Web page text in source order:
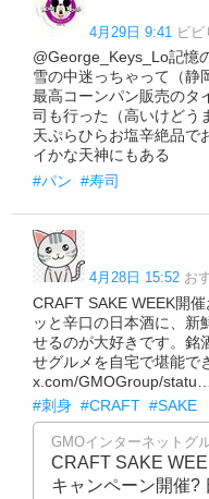
4月29日 9:41 ビビ
@George_Keys_Lo記憶
雪の中迷っちゃって（静
最高コーンパン販売のタ
司も行った（高いけどう
天ぷらひらお塩辛絶品で
イかな天神にもある
#パン #寿司
4月28日 15:52 お
CRAFT SAKE WEEK開
ッと辛口の日本酒に、新
せるのが大好きです。銘
せグルメを自宅で堪能で
x.com/GMOGroup/statu…
#刺身 #CRAFT #SAKE
GMOインターネットグ
CRAFT SAKE
キャンペーン開催?